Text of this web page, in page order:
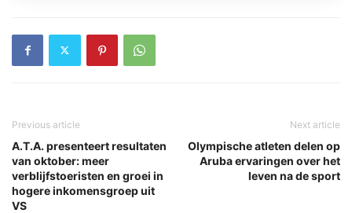
Previous article
A.T.A. presenteert resultaten
van oktober: meer
verblijfstoeristen en groei in
hogere inkomensgroep uit
VS
Next article
Olympische atleten delen op
Aruba ervaringen over het
leven na de sport